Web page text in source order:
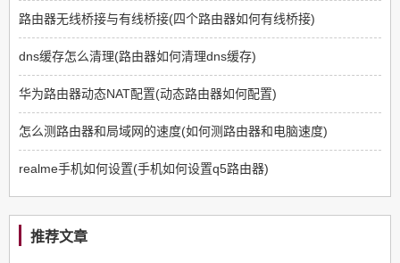
路由器无线桥接与有线桥接(四个路由器如何有线桥接)
dns缓存怎么清理(路由器如何清理dns缓存)
华为路由器动态NAT配置(动态路由器如何配置)
怎么测路由器和局域网的速度(如何测路由器和电脑速度)
realme手机如何设置(手机如何设置q5路由器)
推荐文章